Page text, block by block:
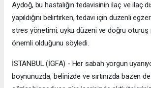
Aydoğ, bu hastalığın tedavisinin ilaç ve ilaç
yapıldığını belirtirken, tedavi için düzenli
stres yönetimi, uyku düzeni ve doğru oturuş
önemli olduğunu söyledi.
İSTANBUL (İGFA) - Her sabah yorgun
boynunuzda, belinizde ve sırtınızda bazen